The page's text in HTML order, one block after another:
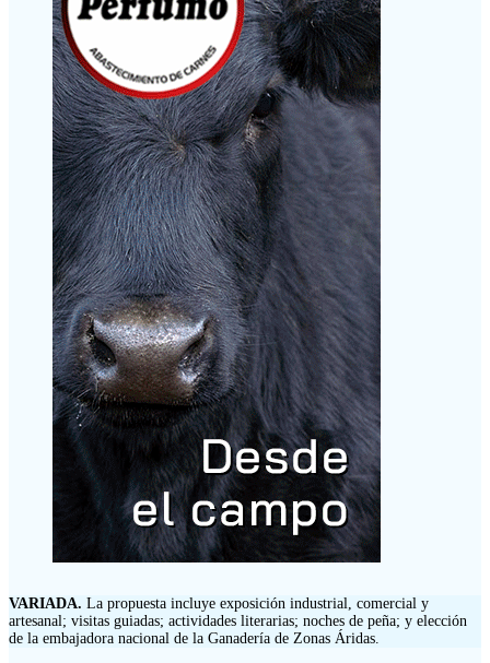
VARIADA. La propuesta incluye exposición industrial, comercial y
artesanal; visitas guiadas; actividades literarias; noches de peña; y elección
de la embajadora nacional de la Ganadería de Zonas Áridas.